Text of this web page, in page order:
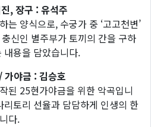
, 장구 : 유석주
는 양식으로, 수궁가 중 ‘고고천변’
신인 별주부가 토끼의 간을 구하
내용을 담았습니다.
가야금 : 김승호
된 25현가야금을 위한 악곡입니
토리 선율과 담담하게 인생의 한
다.